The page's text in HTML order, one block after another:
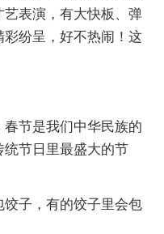
表演，有大快板、弹
纷呈，好不热闹！这
节是我们中华民族的
节日里最盛大的节
子，有的饺子里会包